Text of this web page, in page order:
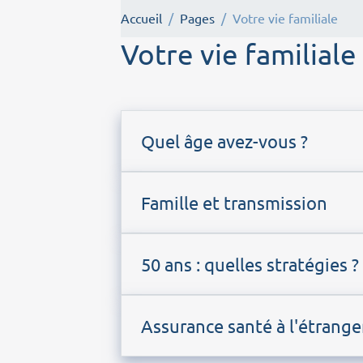
Accueil Pages Votre vie familiale
Votre vie familiale
Quel âge avez-vous ?
Famille et transmission
50 ans : quelles stratégies ?
Assurance santé à